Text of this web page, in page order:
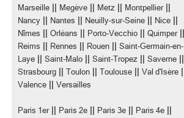
Marseille Megève Metz Montpellier||
Nancy Nantes Neuilly-sur-Seine Nice
Nîmes Orléans Porto-Vecchio Quimper||
Reims Rennes Rouen
Saint-Germain-en-
Laye
Saint-Malo Saint-Tropez Saverne
Strasbourg Toulon Toulouse Val d'Isère
Valence Versailles
Paris 1er|| Paris 2e Paris 3e Paris 4e